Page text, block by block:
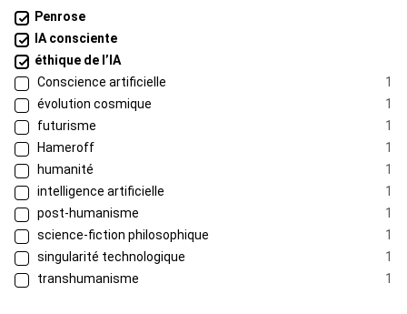
Penrose
IA consciente
éthique de l’IA
Conscience artificielle
1
évolution cosmique
1
futurisme
1
Hameroff
1
humanité
1
intelligence artificielle
1
post-humanisme
1
science-fiction philosophique
1
singularité technologique
1
transhumanisme
1